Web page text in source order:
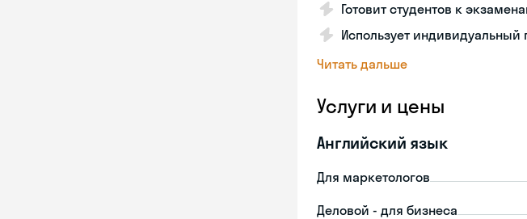
Готовит студентов к экзаменам
Использует индивидуальный
Читать дальше
Услуги и цены
Английский язык
Для маркетологов
Деловой - для бизнеса